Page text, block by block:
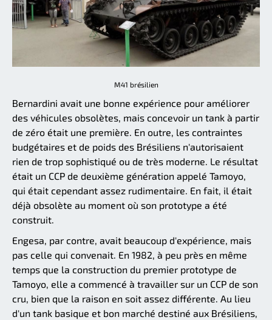
M41 brésilien
Bernardini avait une bonne expérience pour améliorer
des véhicules obsolètes, mais concevoir un tank à partir
de zéro était une première. En outre, les contraintes
budgétaires et de poids des Brésiliens n'autorisaient
rien de trop sophistiqué ou de très moderne. Le résultat
était un CCP de deuxième génération appelé Tamoyo,
qui était cependant assez rudimentaire. En fait, il était
déjà obsolète au moment où son prototype a été
construit.
Engesa, par contre, avait beaucoup d'expérience, mais
pas celle qui convenait. En 1982, à peu près en même
temps que la construction du premier prototype de
Tamoyo, elle a commencé à travailler sur un CCP de son
cru, bien que la raison en soit assez différente. Au lieu
d'un tank basique et bon marché destiné aux Brésiliens,